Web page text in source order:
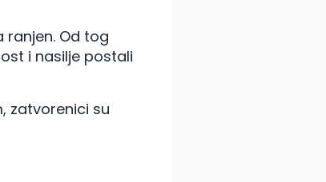
ranjen. Od tog
i nasilje postali
zatvorenici su